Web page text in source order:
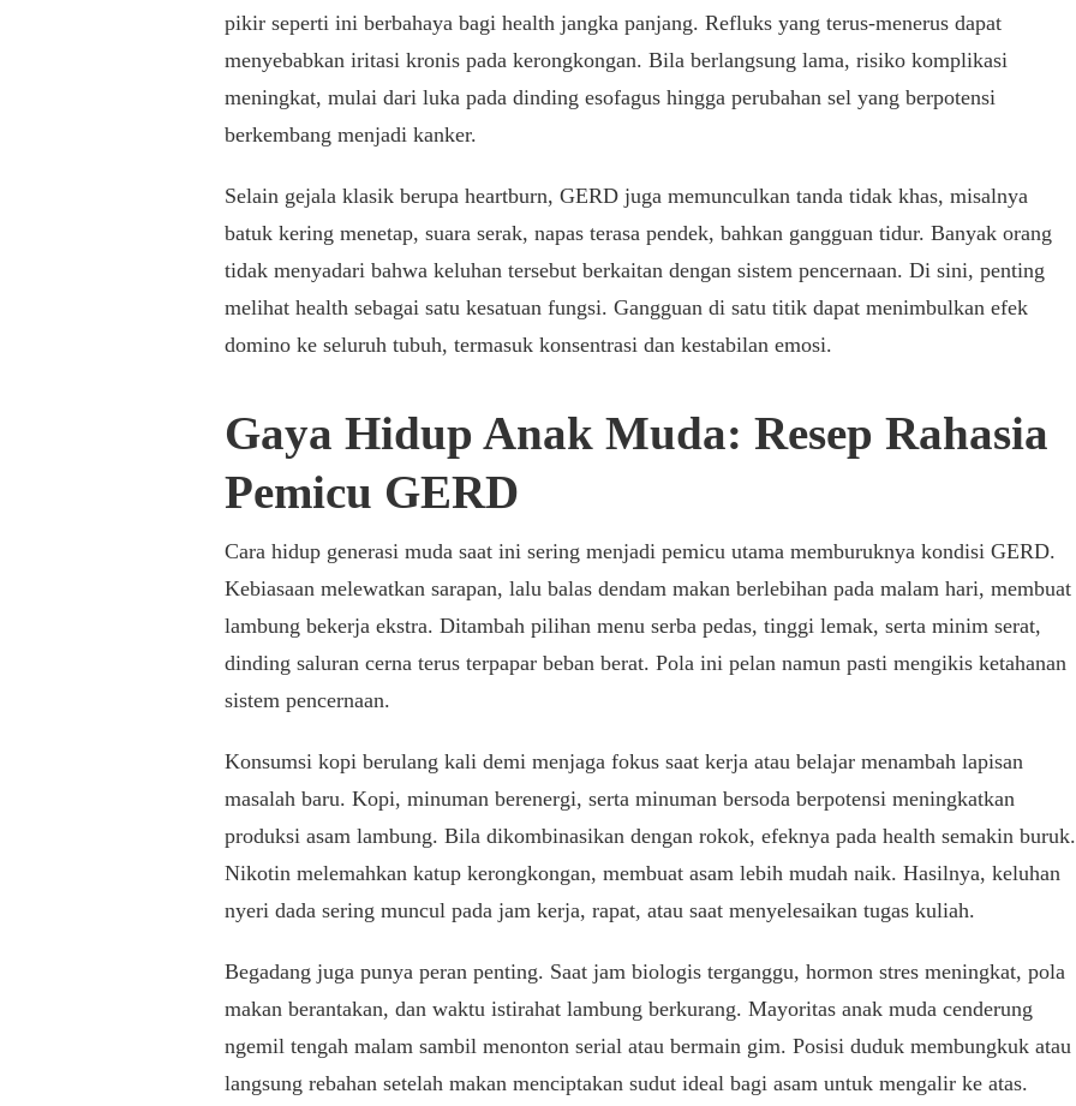
pikir seperti ini berbahaya bagi health jangka panjang. Refluks yang terus-menerus dapat
menyebabkan iritasi kronis pada kerongkongan. Bila berlangsung lama, risiko komplikasi
meningkat, mulai dari luka pada dinding esofagus hingga perubahan sel yang berpotensi
berkembang menjadi kanker.
Selain gejala klasik berupa heartburn, GERD juga memunculkan tanda tidak khas, misalnya
batuk kering menetap, suara serak, napas terasa pendek, bahkan gangguan tidur. Banyak orang
tidak menyadari bahwa keluhan tersebut berkaitan dengan sistem pencernaan. Di sini, penting
melihat health sebagai satu kesatuan fungsi. Gangguan di satu titik dapat menimbulkan efek
domino ke seluruh tubuh, termasuk konsentrasi dan kestabilan emosi.
Gaya Hidup Anak Muda: Resep Rahasia
Pemicu GERD
Cara hidup generasi muda saat ini sering menjadi pemicu utama memburuknya kondisi GERD.
Kebiasaan melewatkan sarapan, lalu balas dendam makan berlebihan pada malam hari, membuat
lambung bekerja ekstra. Ditambah pilihan menu serba pedas, tinggi lemak, serta minim serat,
dinding saluran cerna terus terpapar beban berat. Pola ini pelan namun pasti mengikis ketahanan
sistem pencernaan.
Konsumsi kopi berulang kali demi menjaga fokus saat kerja atau belajar menambah lapisan
masalah baru. Kopi, minuman berenergi, serta minuman bersoda berpotensi meningkatkan
produksi asam lambung. Bila dikombinasikan dengan rokok, efeknya pada health semakin buruk.
Nikotin melemahkan katup kerongkongan, membuat asam lebih mudah naik. Hasilnya, keluhan
nyeri dada sering muncul pada jam kerja, rapat, atau saat menyelesaikan tugas kuliah.
Begadang juga punya peran penting. Saat jam biologis terganggu, hormon stres meningkat, pola
makan berantakan, dan waktu istirahat lambung berkurang. Mayoritas anak muda cenderung
ngemil tengah malam sambil menonton serial atau bermain gim. Posisi duduk membungkuk atau
langsung rebahan setelah makan menciptakan sudut ideal bagi asam untuk mengalir ke atas.